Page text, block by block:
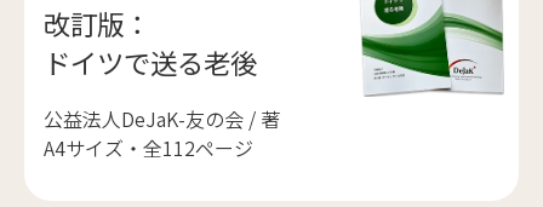
改訂版：
ドイツで送る老後
公益法人DeJaK-友の会 / 著
A4サイズ・全112ページ